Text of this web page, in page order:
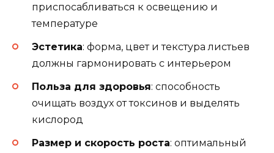
приспосабливаться к освещению и
температуре
Эстетика: форма, цвет и текстура листьев
должны гармонировать с интерьером
Польза для здоровья: способность
очищать воздух от токсинов и выделять
кислород
Размер и скорость роста: оптимальный